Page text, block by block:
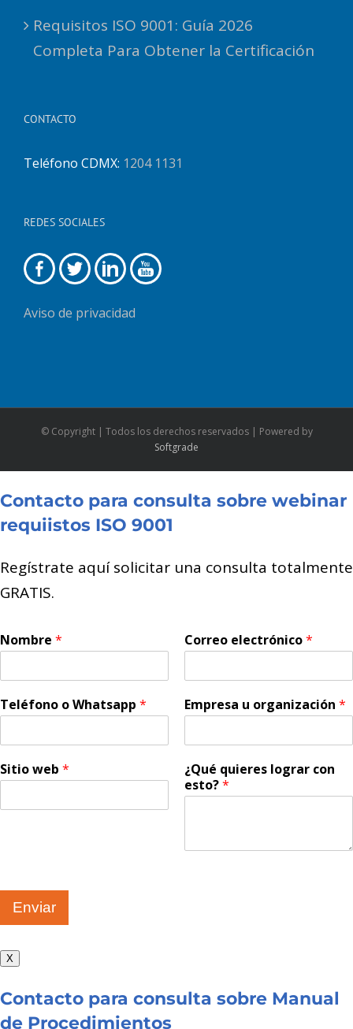
Requisitos ISO 9001: Guía 2026
Completa Para Obtener la Certificación
CONTACTO
Teléfono CDMX: 1204 1131
REDES SOCIALES
Aviso de privacidad
© Copyright | Todos los derechos reservados | Powered by
Softgrade
Contacto para consulta sobre webinar
requiistos ISO 9001
Regístrate aquí solicitar una consulta totalmente
GRATIS.
Nombre * Correo electrónico*
Teléfono o Whatsapp * Empresa u organización *
Sitio web *
¿Qué quieres lograr con
esto?*
Enviar
X
Contacto para consulta sobre Manual
de Procedimientos